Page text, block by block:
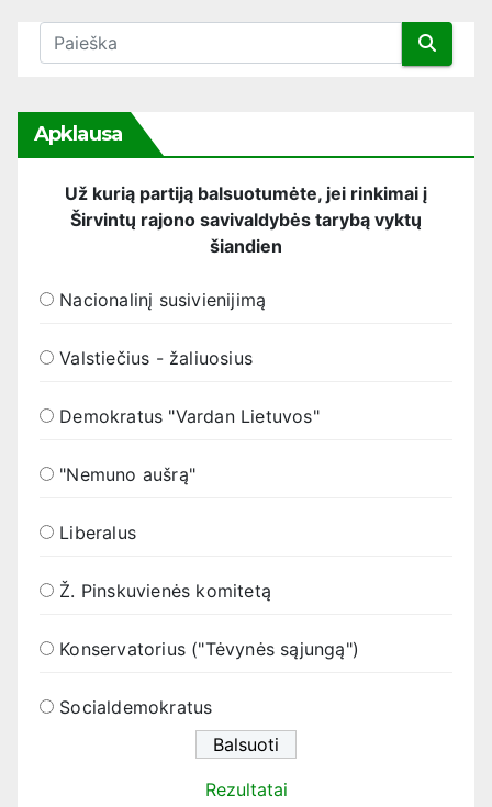
Apklausa
Už kurią partiją balsuotumėte, jei rinkimai į
Širvintų rajono savivaldybės tarybą vyktų
šiandien
Nacionalinį susivienijimą
Valstiečius - žaliuosius
Demokratus "Vardan Lietuvos"
"Nemuno aušrą"
Liberalus
Ž. Pinskuvienės komitetą
Konservatorius ("Tėvynės sąjungą")
Socialdemokratus
Rezultatai